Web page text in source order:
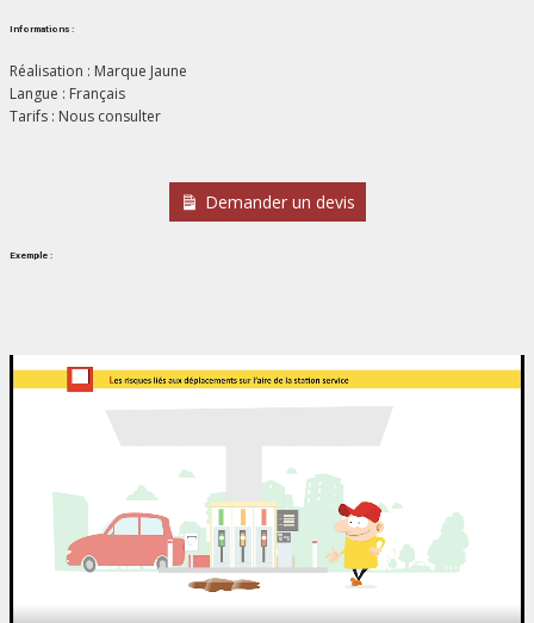
Informations :
Réalisation : Marque Jaune
Langue : Français
Tarifs : Nous consulter
Demander un devis
Exemple :